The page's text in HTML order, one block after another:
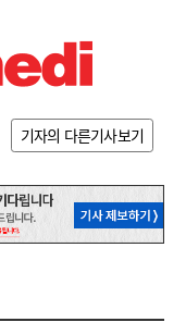
기자의 다른기사보기